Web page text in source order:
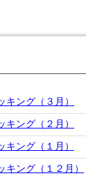
ング（３月）
ング（２月）
ング（１月）
ング（１２月）